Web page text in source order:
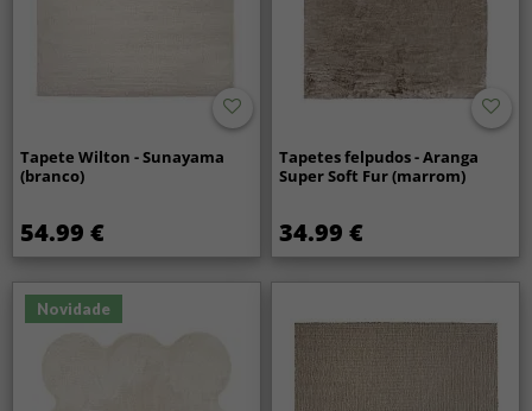
Tapete Wilton - Sunayama
(branco)
54.99 €
Tapetes felpudos - Aranga
Super Soft Fur (marrom)
34.99 €
Novidade